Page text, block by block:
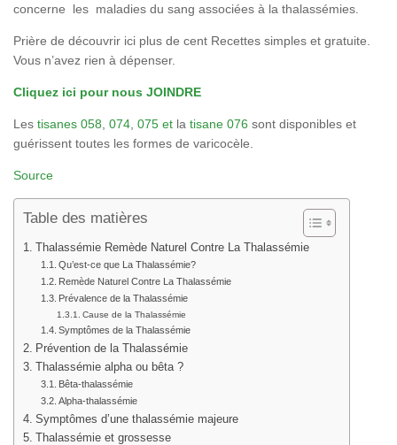
concerne les maladies du sang associées à la thalassémies.
Prière de découvrir ici plus de cent Recettes simples et gratuite.
Vous n’avez rien à dépenser.
Cliquez ici pour nous JOINDRE
Les tisanes 058, 074, 075 et la tisane 076 sont disponibles et
guérissent toutes les formes de varicocèle.
Source
Table des matières
Thalassémie Remède Naturel Contre La Thalassémie
Qu’est-ce que La Thalassémie?
Remède Naturel Contre La Thalassémie
Prévalence de la Thalassémie
Cause de la Thalassémie
Symptômes de la Thalassémie
Prévention de la Thalassémie
Thalassémie alpha ou bêta ?
Bêta-thalassémie
Alpha-thalassémie
Symptômes d’une thalassémie majeure
Thalassémie et grossesse